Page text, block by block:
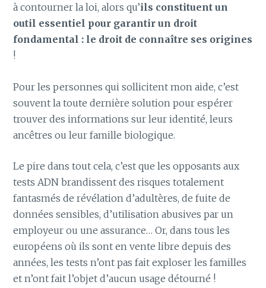
à contourner la loi, alors qu’ils constituent un
outil essentiel pour garantir un droit
fondamental : le droit de connaître ses origines
!
Pour les personnes qui sollicitent mon aide, c’est
souvent la toute dernière solution pour espérer
trouver des informations sur leur identité, leurs
ancêtres ou leur famille biologique.
Le pire dans tout cela, c’est que les opposants aux
tests ADN brandissent des risques totalement
fantasmés de révélation d’adultères, de fuite de
données sensibles, d’utilisation abusives par un
employeur ou une assurance… Or, dans tous les
européens où ils sont en vente libre depuis des
années, les tests n’ont pas fait exploser les familles
et n’ont fait l’objet d’aucun usage détourné !